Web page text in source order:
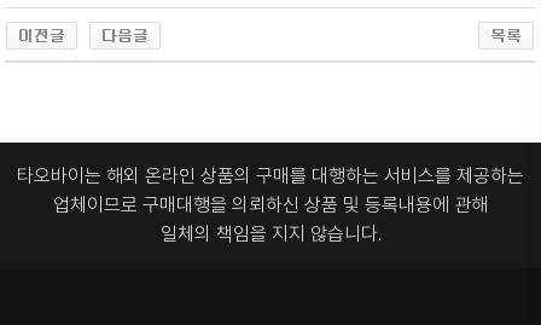
타오바이는 해외 온라인 상품의 구매를 대행하는 서비스를 제공하는
업체이므로 구매대행을 의뢰하신 상품 및 등록내용에 관해
일체의 책임을 지지 않습니다.